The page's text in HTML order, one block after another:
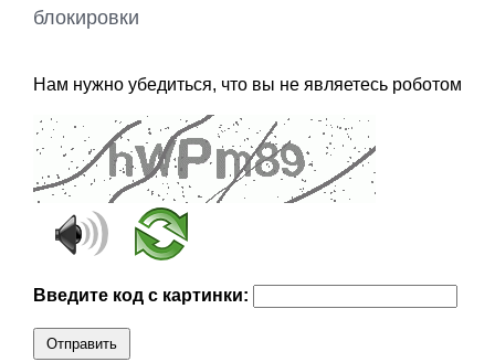
блокировки
Нам нужно убедиться, что вы не являетесь роботом
Введите код с картинки:
Отправить